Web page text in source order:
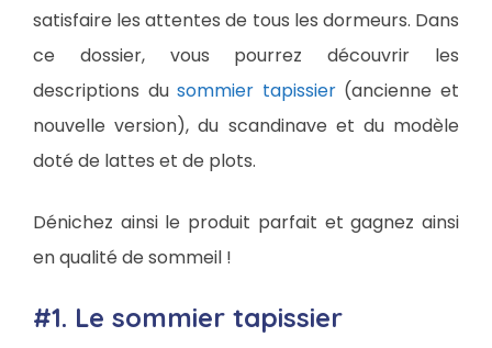
satisfaire les attentes de tous les dormeurs. Dans
ce dossier, vous pourrez découvrir les
descriptions dusommier tapissier(ancienne et
nouvelle version), du scandinave et du modèle
doté de lattes et de plots.
Dénichez ainsi le produit parfait et gagnez ainsi
en qualité de sommeil !
#1. Le sommier tapissier